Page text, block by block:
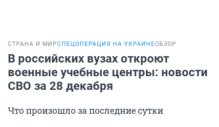
СТРАНА И МИРСПЕЦОПЕРАЦИЯ НА УКРАИНЕОБЗОР
В российских вузах откроют
военные учебные центры: новости
СВО за 28 декабря
Что произошло за последние сутки